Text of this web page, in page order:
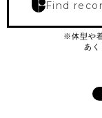
Find